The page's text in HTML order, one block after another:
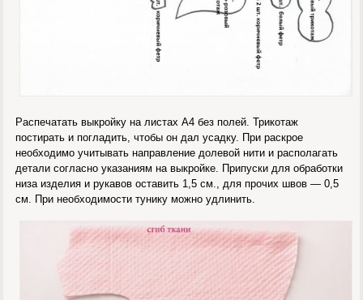
Распечатать выкройку на листах А4 без полей. Трикотаж
постирать и погладить, чтобы он дал усадку. При раскрое
необходимо учитывать направление долевой нити и располагать
детали согласно указаниям на выкройке. Припуски для обработки
низа изделия и рукавов оставить 1,5 см., для прочих швов — 0,5
см. При необходимости тунику можно удлинить.